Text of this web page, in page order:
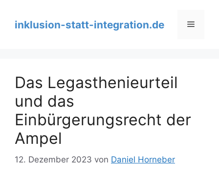
springeninklusion-statt-integration.de Menü
Das Legasthenieurteil
und das
Einbürgerungsrecht der
Ampel
12. Dezember 2023 von Daniel Horneber